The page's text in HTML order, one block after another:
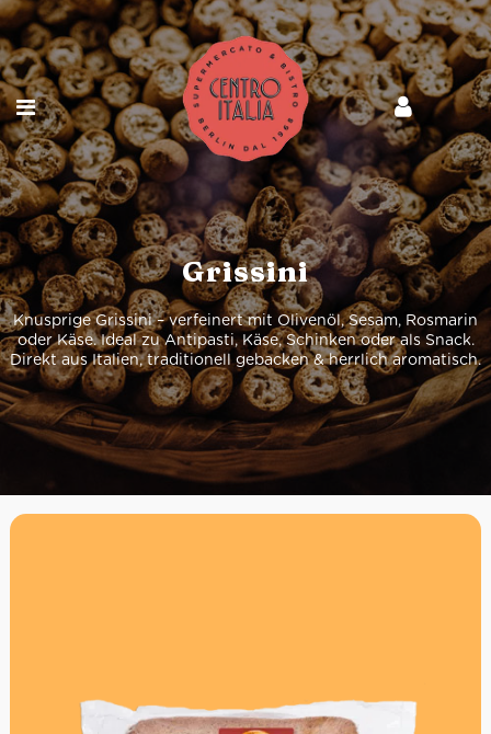
Grissini
Knusprige Grissini – verfeinert mit Olivenöl, Sesam, Rosmarin
oder Käse. Ideal zu Antipasti, Käse, Schinken oder als Snack.
Direkt aus Italien, traditionell gebacken & herrlich aromatisch.